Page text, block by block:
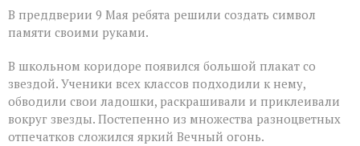
В преддверии 9 Мая ребята решили создать символ
памяти своими руками.
В школьном коридоре появился большой плакат со
звездой. Ученики всех классов подходили к нему,
обводили свои ладошки, раскрашивали и приклеивали
вокруг звезды. Постепенно из множества разноцветных
отпечатков сложился яркий Вечный огонь.